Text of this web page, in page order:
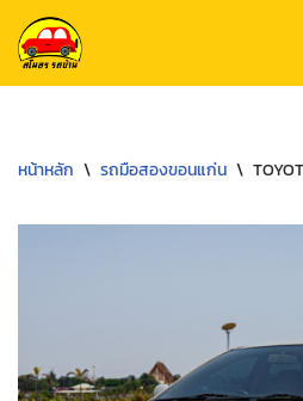
Skip
to
หน้าหลัก \ รถมือสองขอนแก่น \